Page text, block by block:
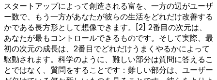
スタートアップによって創造される富を、一方の辺がユーザ
ー数で、もう一方があなたが彼らの生活をどれだけ改善する
かである長方形として想像できます。[2] 2番目の次元は、
あなたが最もコントロールできるものです。そして実際、最
初の次元の成長は、2番目でどれだけうまくやるかによって
駆動されます。科学のように、難しい部分は質問に答えるこ
とではなく、質問をすることです：難しい部分は、ユーザー